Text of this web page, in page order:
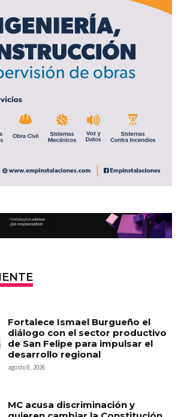
Fortalece Ismael Burgueño el
diálogo con el sector productivo
de San Felipe para impulsar el
desarrollo regional
agosto 8, 2026
MC acusa discriminación y